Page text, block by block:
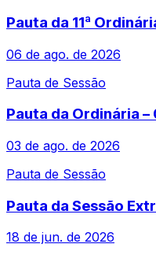
Pauta da 11ª
06 de ago. de 2026
Pauta de Sessão
Pauta da Ordinária
03 de ago. de 2026
Pauta de Sessão
Pauta da Sessão
18 de jun. de 2026